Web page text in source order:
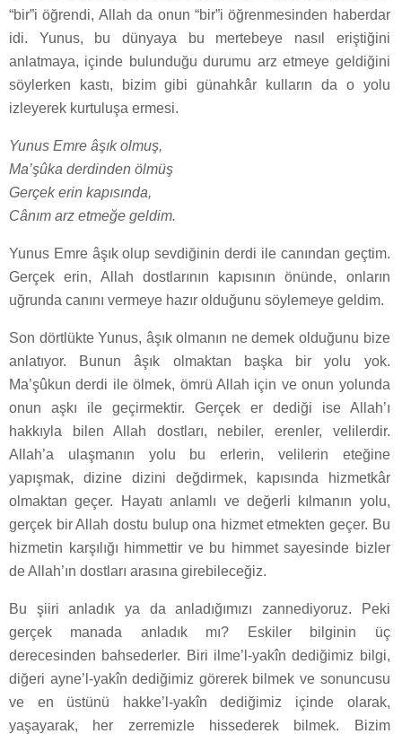
“bir”i öğrendi, Allah da onun “bir”i öğrenmesinden haberdar
idi. Yunus, bu dünyaya bu mertebeye nasıl eriştiğini
anlatmaya, içinde bulunduğu durumu arz etmeye geldiğini
söylerken kastı, bizim gibi günahkâr kulların da o yolu
izleyerek kurtuluşa ermesi.
Yunus Emre âşık olmuş,
Ma’şûka derdinden ölmüş
Gerçek erin kapısında,
Cânım arz etmeğe geldim.
Yunus Emre âşık olup sevdiğinin derdi ile canından geçtim.
Gerçek erin, Allah dostlarının kapısının önünde, onların
uğrunda canını vermeye hazır olduğunu söylemeye geldim.
Son dörtlükte Yunus, âşık olmanın ne demek olduğunu bize
anlatıyor. Bunun âşık olmaktan başka bir yolu yok.
Ma’şûkun derdi ile ölmek, ömrü Allah için ve onun yolunda
onun aşkı ile geçirmektir. Gerçek er dediği ise Allah’ı
hakkıyla bilen Allah dostları, nebiler, erenler, velilerdir.
Allah’a ulaşmanın yolu bu erlerin, velilerin eteğine
yapışmak, dizine dizini değdirmek, kapısında hizmetkâr
olmaktan geçer. Hayatı anlamlı ve değerli kılmanın yolu,
gerçek bir Allah dostu bulup ona hizmet etmekten geçer. Bu
hizmetin karşılığı himmettir ve bu himmet sayesinde bizler
de Allah’ın dostları arasına girebileceğiz.
Bu şiiri anladık ya da anladığımızı zannediyoruz. Peki
gerçek manada anladık mı? Eskiler bilginin üç
derecesinden bahsederler. Biri ilme’l-yakîn dediğimiz bilgi,
diğeri ayne’l-yakîn dediğimiz görerek bilmek ve sonuncusu
ve en üstünü hakke’l-yakîn dediğimiz içinde olarak,
yaşayarak, her zerremizle hissederek bilmek. Bizim